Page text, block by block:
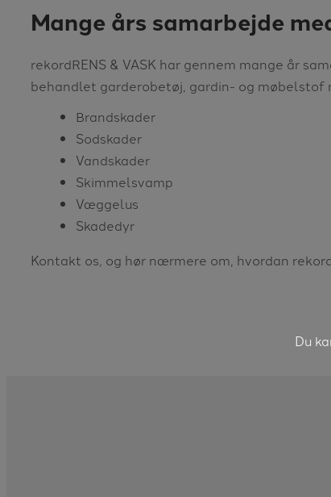
Mange års samarbejde
rekordRENS & VASK har gennem mange år
behandlet garderobetøj, gardin- og møbelstof
Brandskader
Sodskader
Vandskader
Skimmelsvamp
Væggelus
Skadedyr
Kontakt os, og hør nærmere om, hvordan
Du